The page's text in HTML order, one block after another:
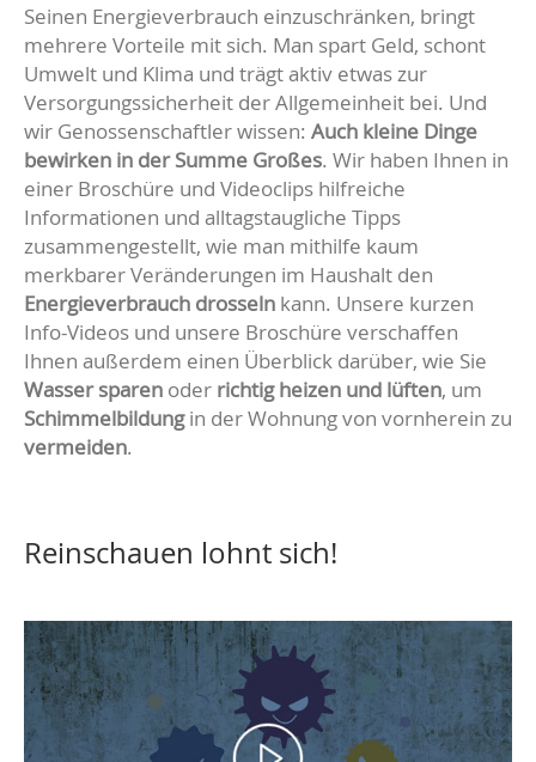
Seinen Energieverbrauch einzuschränken, bringt
mehrere Vorteile mit sich. Man spart Geld, schont
Umwelt und Klima und trägt aktiv etwas zur
Versorgungssicherheit der Allgemeinheit bei. Und
wir Genossenschaftler wissen: Auch kleine Dinge
bewirken in der Summe Großes. Wir haben Ihnen in
einer Broschüre und Videoclips hilfreiche
Informationen und alltagstaugliche Tipps
zusammengestellt, wie man mithilfe kaum
merkbarer Veränderungen im Haushalt den
Energieverbrauch drosseln kann. Unsere kurzen
Info-Videos und unsere Broschüre verschaffen
Ihnen außerdem einen Überblick darüber, wie Sie
Wasser sparen oder richtig heizen und lüften, um
Schimmelbildungin der Wohnung von vornherein zu
vermeiden.
Reinschauen lohnt sich!
Schimmelbefall vermeiden